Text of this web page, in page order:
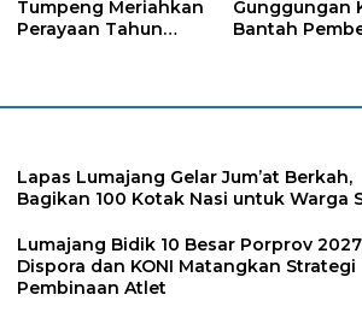
Tumpeng Meriahkan
Perayaan Tahun
Gunggungan
Bantah
Lapas Lumajang Gelar Jum’at Berkah,
Bagikan 100 Kotak Nasi untuk Warga
Lumajang Bidik 10 Besar Porprov
Dispora dan KONI Matangkan Strategi
Pembinaan Atlet